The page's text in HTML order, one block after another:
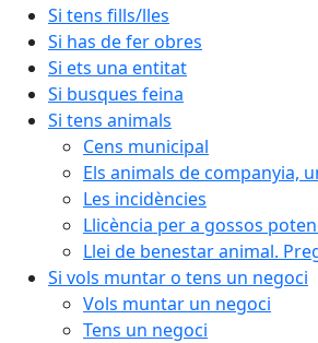
Si tens fills/lles
Si has de fer obres
Si ets una entitat
Si busques feina
Si tens animals
Cens municipal
Els animals de companyia,
Les incidències
Llicència per a gossos
Llei de benestar animal.
Si vols muntar o tens un negoci
Vols muntar un negoci
Tens un negoci